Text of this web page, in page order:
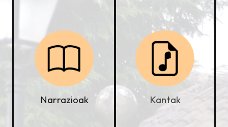
Narrazioak Kantak